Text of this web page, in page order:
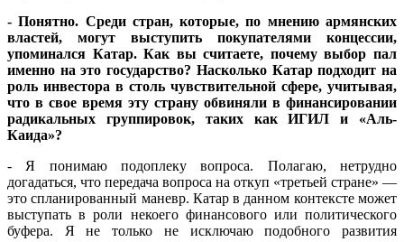
- Понятно. Среди стран, которые, по мнению армянских
властей, могут выступить покупателями концессии,
упоминался Катар. Как вы считаете, почему выбор пал
именно на это государство? Насколько Катар подходит на
роль инвестора в столь чувствительной сфере, учитывая,
что в свое время эту страну обвиняли в финансировании
радикальных группировок, таких как ИГИЛ и «Аль-
Каида»?
- Я понимаю подоплеку вопроса. Полагаю, нетрудно
догадаться, что передача вопроса на откуп «третьей стране» —
это спланированный маневр. Катар в данном контексте может
выступать в роли некоего финансового или политического
буфера. Я не только не исключаю подобного развития